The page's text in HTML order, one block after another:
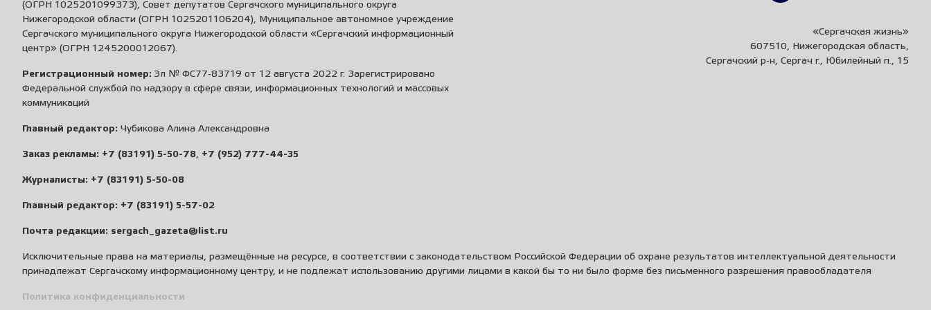
(ОГРН 1025201099373), Совет депутатов Сергачского муниципального округа
Нижегородской области (ОГРН 1025201106204), Муниципальное автономное учреждение
Сергачского муниципального округа Нижегородской области «Сергачский информационный
центр» (ОГРН 1245200012067).
Регистрационный номер: Эл № ФС77-83719 от 12 августа 2022 г. Зарегистрировано
Федеральной службой по надзору в сфере связи, информационных технологий и массовых
коммуникаций
Главный редактор: Чубикова Алина Александровна
Заказ рекламы: +7 (83191) 5-50-78, +7 (952) 777-44-35
Журналисты: +7 (83191) 5-50-08
Главный редактор: +7 (83191) 5-57-02
Почта редакции: sergach_gazeta@list.ru
«Сергачская жизнь»
607510, Нижегородская область,
Сергачский р-н, Сергач г., Юбилейный п., 15
Исключительные права на материалы, размещённые на ресурсе, в соответствии с законодательством Российской Федерации об охране результатов интеллектуальной деятельности
принадлежат Сергачскому информационному центру, и не подлежат использованию другими лицами в какой бы то ни было форме без письменного разрешения правообладателя
Политика конфиденциальности